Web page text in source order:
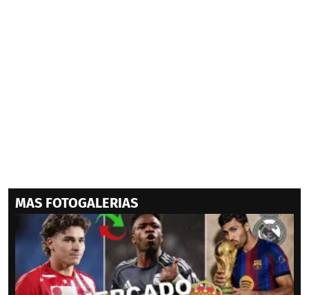
MAS FOTOGALERIAS